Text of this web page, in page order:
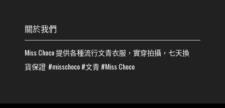
關於我們
Miss Choco提供各種流行文青衣服，實穿拍攝，七天換
貨保證 #misschoco#文青#Miss Choco